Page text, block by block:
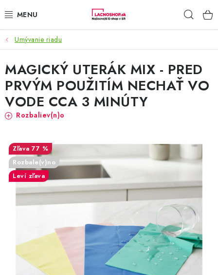
na
NAŠE AKCIE!
NAŠE NOVINKY!
POTRAVINY
DOMÁCNOSŤ
NÁBYTOK
ELEKTRO
ZÁHRADA
TOTÁLNA LIKVIDÁCIA
CHOVATEĽSKÉ POTREBY
Umývanie riadu
MAGICKÝ UTERÁK MIX - PRED
PRVÝM POUŽITÍM NECHAŤ VO
VODE CCA 3 MINÚTY
Rozbaliev(n)o
77 %
Rozbale(v)no
Leví zľava